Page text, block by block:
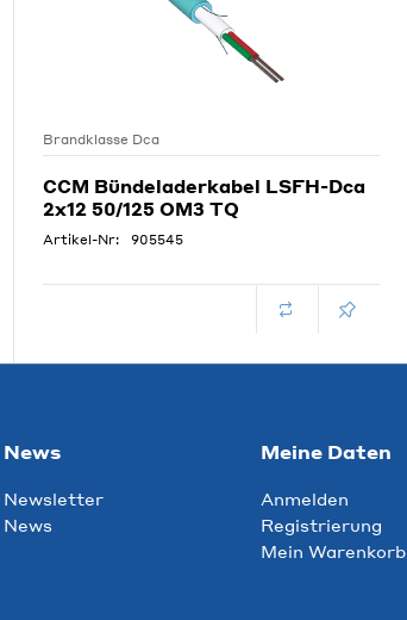
Brandklasse Dca
CCM Bündeladerkabel LSFH-Dca
2x12 50/125 OM3 TQ
Artikel-Nr: 905545
News
Newsletter
News
Meine Daten
Anmelden
Registrierung
Mein Warenkorb